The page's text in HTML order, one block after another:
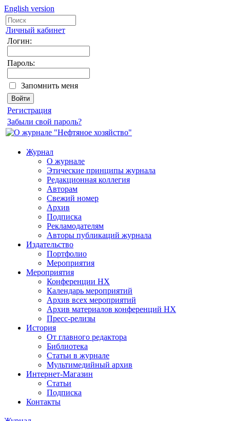
English version
Личный кабинет
Логин:
Пароль:
Запомнить меня
Регистрация
Забыли свой пароль?
Журнал
О журнале
Этические принципы журнала
Редакционная коллегия
Авторам
Свежий номер
Архив
Подписка
Рекламодателям
Авторы публикаций журнала
Издательство
Портфолио
Мероприятия
Мероприятия
Конференции НХ
Календарь мероприятий
Архив всех мероприятий
Архив материалов конференций НХ
Пресс-релизы
История
От главного редактора
Библиотека
Статьи в журнале
Мультимедийный архив
Интернет-Магазин
Статьи
Подписка
Контакты